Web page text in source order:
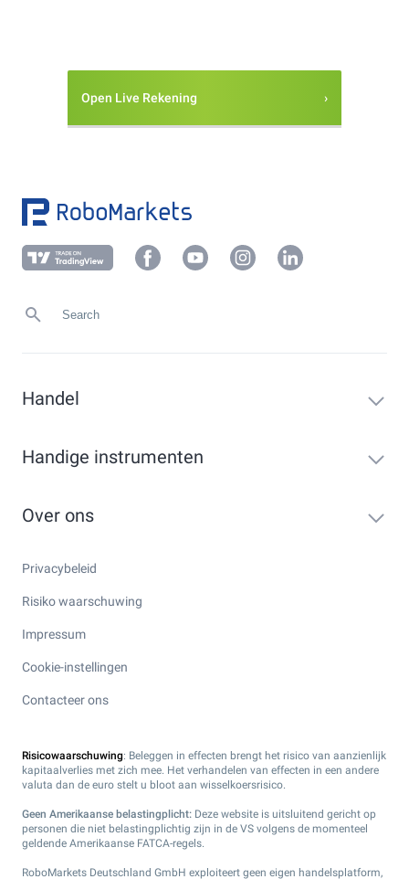
Open Live Rekening
Handel
Handige instrumenten
Over ons
Privacybeleid
Risiko waarschuwing
Impressum
Cookie-instellingen
Contacteer ons
Risicowaarschuwing: Beleggen in effecten brengt het risico van aanzienlijk
kapitaalverlies met zich mee. Het verhandelen van effecten in een andere
valuta dan de euro stelt u bloot aan wisselkoersrisico.
Geen Amerikaanse belastingplicht: Deze website is uitsluitend gericht op
personen die niet belastingplichtig zijn in de VS volgens de momenteel
geldende Amerikaanse FATCA-regels.
RoboMarkets Deutschland GmbH exploiteert geen eigen handelsplatform,